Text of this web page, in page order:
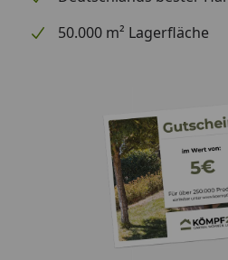
50.000 m² Lagerfläche